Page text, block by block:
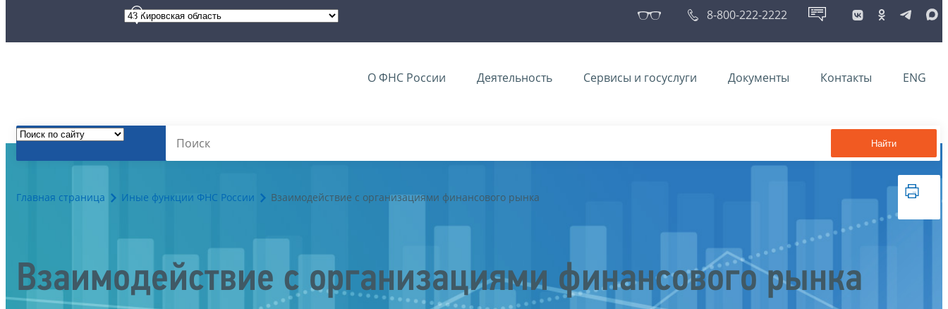
8-800-222-2222
О ФНС России Деятельность Сервисы и госуслуги Документы Контакты ENG
Найти
Главная страница Иные функции ФНС России Взаимодействие с организациями финансового рынка
Взаимодействие с организациями финансового рынка